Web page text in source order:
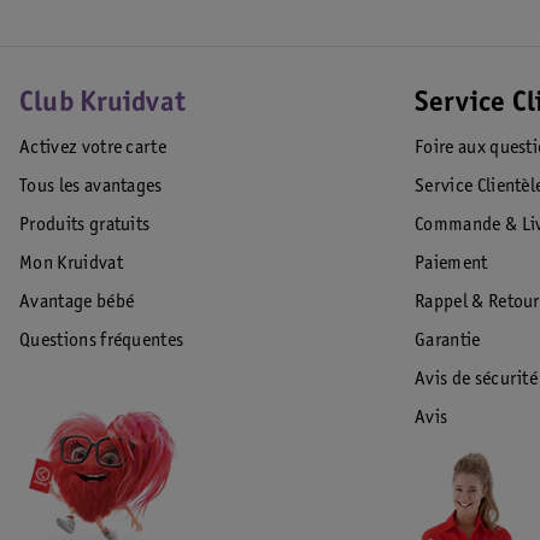
Club Kruidvat
Activez votre carte
Tous les avantages
Produits gratuits
Mon Kruidvat
Avantage bébé
Questions fréquentes
Service
Foire aux
Service
Commande &
Paiement
Rappel & Retour
Garantie
Avis de sécurité
Avis